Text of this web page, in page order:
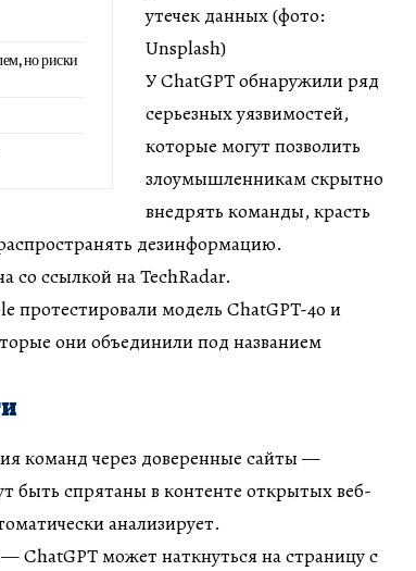
но риски
утечек данных (фото:
Unsplash)
У ChatGPT обнаружили ряд
серьезных уязвимостей,
которые могут позволить
злоумышленникам скрытно
внедрять команды, красть
дезинформацию.
со ссылкой на TechRadar.
протестировали модель ChatGPT-4o и
они объединили под названием
команд через доверенные сайты —
быть спрятаны в контенте открытых веб-
анализирует.
— ChatGPT может наткнуться на страницу с